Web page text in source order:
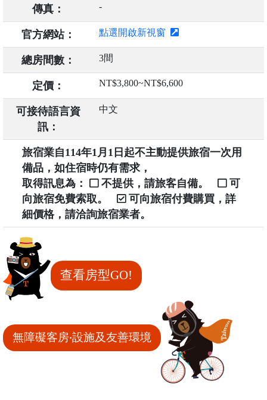
傳真： -
官方網站： 點選開啟新視窗
總房間數： 3間
定價： NT$3,800~NT$6,600
可接待語言資
訊：
中文
旅宿業自114年1月1日起不主動提供旅宿一次用
備品，如住宿時仍有需求，
取得訊息為：
不提供，請旅客自備。
可
向旅宿免費索取。
可向旅宿付費購買，詳
細價格，請洽詢旅宿業者。
查看房型GO!
無障礙客房‧設施及友善環境